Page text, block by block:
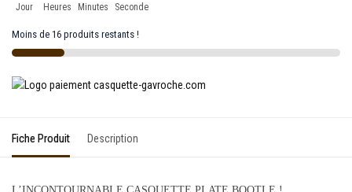
Jour Heures Minutes Seconde
Moins de 16 produits restants !
Fiche Produit Description